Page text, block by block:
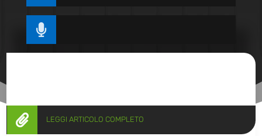

 LEGGI ARTICOLO COMPLETO